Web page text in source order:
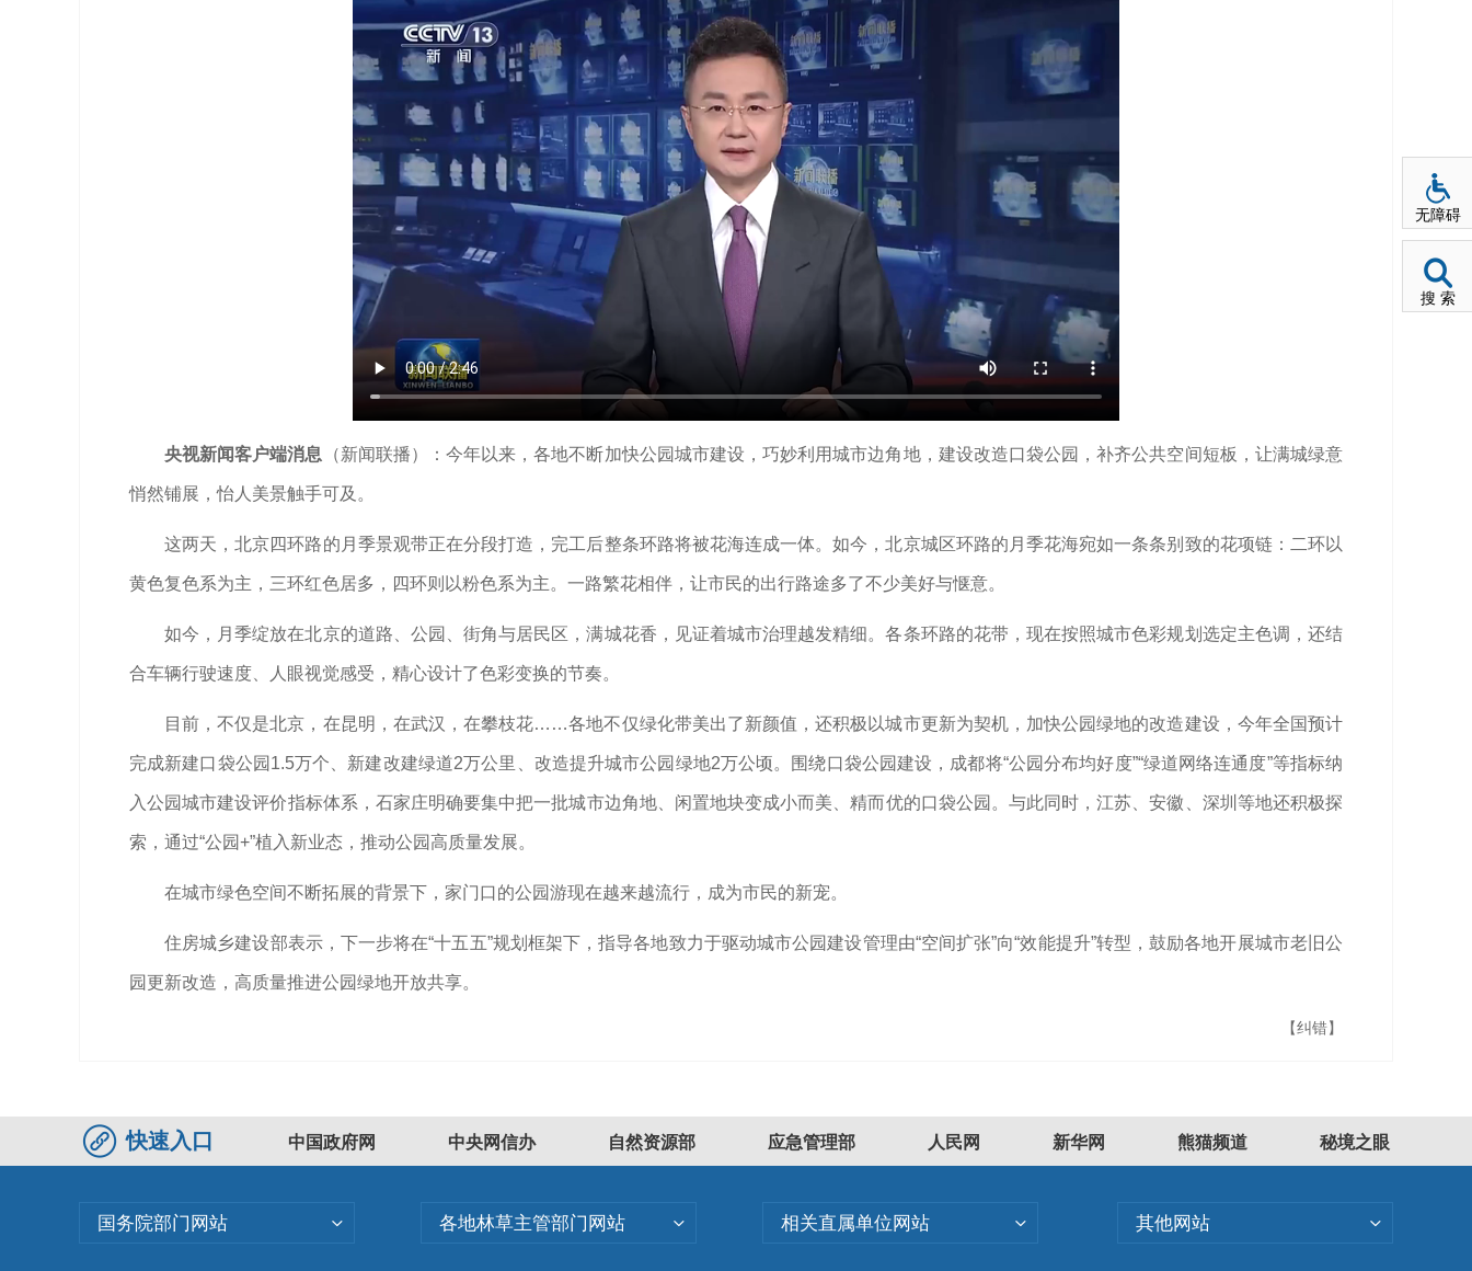
央视新闻客户端消息 （新闻联播）：今年以来，各地不断加快公园城市建设，巧妙利用城市边角地，建设改造口袋公园，补齐公共空间短板，让满城绿意
悄然铺展，怡人美景触手可及。
这两天，北京四环路的月季景观带正在分段打造，完工后整条环路将被花海连成一体。如今，北京城区环路的月季花海宛如一条条别致的花项链：二环以
黄色复色系为主，三环红色居多，四环则以粉色系为主。一路繁花相伴，让市民的出行路途多了不少美好与惬意。
如今，月季绽放在北京的道路、公园、街角与居民区，满城花香，见证着城市治理越发精细。各条环路的花带，现在按照城市色彩规划选定主色调，还结
合车辆行驶速度、人眼视觉感受，精心设计了色彩变换的节奏。
目前，不仅是北京，在昆明，在武汉，在攀枝花……各地不仅绿化带美出了新颜值，还积极以城市更新为契机，加快公园绿地的改造建设，今年全国预计
完成新建口袋公园1.5万个、新建改建绿道2万公里、改造提升城市公园绿地2万公顷。围绕口袋公园建设，成都将“公园分布均好度”“绿道网络连通度”等指标纳
入公园城市建设评价指标体系，石家庄明确要集中把一批城市边角地、闲置地块变成小而美、精而优的口袋公园。与此同时，江苏、安徽、深圳等地还积极探
索，通过“公园+”植入新业态，推动公园高质量发展。
在城市绿色空间不断拓展的背景下，家门口的公园游现在越来越流行，成为市民的新宠。
住房城乡建设部表示，下一步将在“十五五”规划框架下，指导各地致力于驱动城市公园建设管理由“空间扩张”向“效能提升”转型，鼓励各地开展城市老旧公
园更新改造，高质量推进公园绿地开放共享。
【纠错】
快速入口 中国政府网 中央网信办 自然资源部 应急管理部 人民网 新华网 熊猫频道 秘境之眼
国务院部门网站 各地林草主管部门网站 相关直属单位网站 其他网站
无障碍
搜 索